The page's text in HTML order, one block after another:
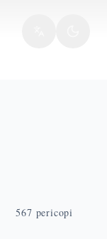
567 pericopi